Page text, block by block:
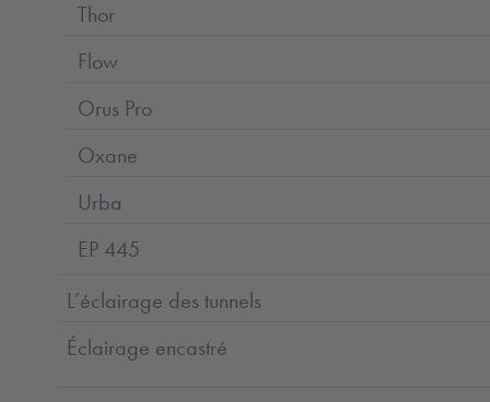
Thor
Flow
Orus Pro
Oxane
Urba
EP 445
L’éclairage des tunnels
Éclairage encastré